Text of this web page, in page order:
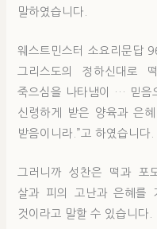
말하였습니다.
웨스트민스터 소요리문답
그리스도의 정하신대로
죽으심을 나타냄이 … 믿음
신령하게 받은 양육과 은
받음이니라.”고 하였습니다.
그러니까 성찬은 떡과 포
살과 피의 고난과 은혜를
것이라고 말할 수 있습니다.